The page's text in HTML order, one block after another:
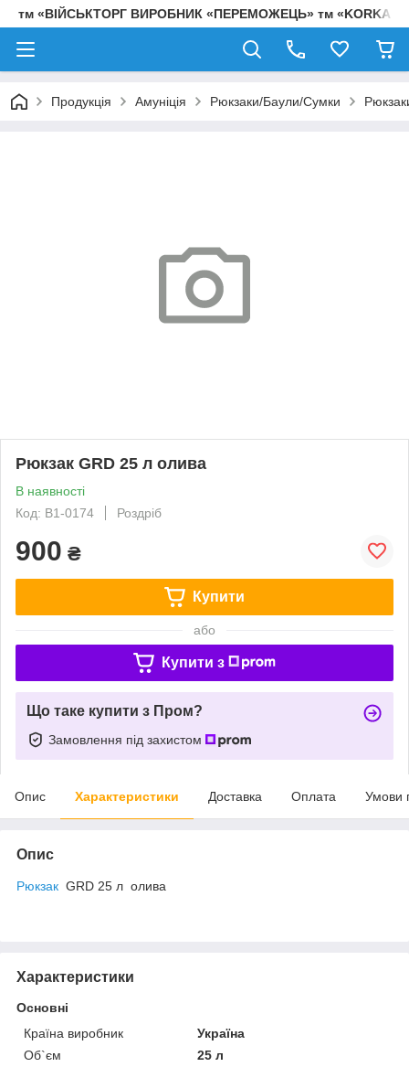
тм «ВІЙСЬКТОРГ ВИРОБНИК «ПЕРЕМОЖЕЦЬ» тм «KORKA»
Продукція Амуніція Рюкзаки/Баули/Сумки
Рюкзак GRD 25 л олива
В наявності
Код: В1-0174
Роздріб
900 ₴
Купити
або
Купити з
Що таке купити з Пром?
Замовлення під захистом
Опис Характеристики Доставка Оплата Умови
Опис
Рюкзак GRD 25 л олива
Характеристики
Основні
Країна виробник
Україна
Об`єм
25 л